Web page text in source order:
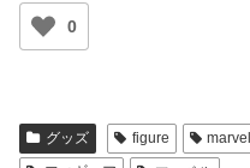
0
グッズ figure marvel